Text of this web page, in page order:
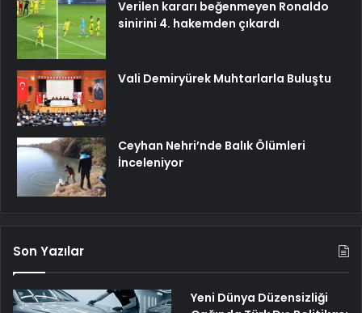
Verilen kararı beğenmeyen Ronaldo
sinirini 4. hakemden çıkardı
Vali Demiryürek Muhtarlarla Buluştu
Ceyhan Nehri’nde Balık Ölümleri
İnceleniyor
Son Yazılar
Yeni Dünya Düzensizliği